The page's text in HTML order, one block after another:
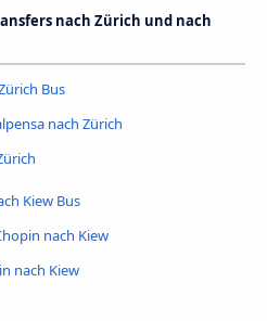
nach Zürich und nach
Bus
nach Zürich
Kiew Bus
nach Kiew
nach Kiew